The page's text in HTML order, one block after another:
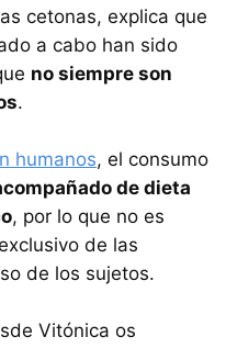
cetonas, explica que
a cabo han sido
no siempre son
.
humanos, el consumo
de dieta
, por lo que no es
de las
de los sujetos.
Vitónica os